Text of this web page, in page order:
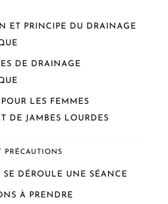
ET PRINCIPE DU DRAINAGE
DE DRAINAGE
LES FEMMES
DE JAMBES LOURDES
PRÉCAUTIONS
DÉROULE UNE SÉANCE
À PRENDRE